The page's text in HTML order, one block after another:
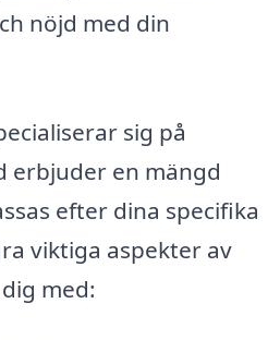
nöjd med din
sig på
erbjuder en mängd
efter dina specifika
viktiga aspekter av
med: